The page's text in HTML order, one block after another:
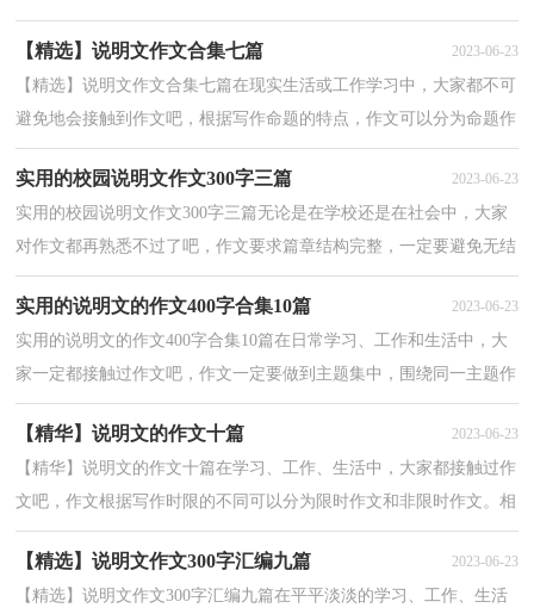
经验和思想用书面形式表达出来的记叙方式。那么...
【精选】说明文作文合集七篇 2023-06-23
【精选】说明文作文合集七篇在现实生活或工作学习中，大家都不可
避免地会接触到作文吧，根据写作命题的特点，作文可以分为命题作
文和非命题作文。你知道作文怎样才能写的好吗？下面...
实用的校园说明文作文300字三篇 2023-06-23
实用的校园说明文作文300字三篇无论是在学校还是在社会中，大家
对作文都再熟悉不过了吧，作文要求篇章结构完整，一定要避免无结
尾作文的出现。那么问题来了，到底应如何写一篇优秀...
实用的说明文的作文400字合集10篇 2023-06-23
实用的说明文的作文400字合集10篇在日常学习、工作和生活中，大
家一定都接触过作文吧，作文一定要做到主题集中，围绕同一主题作
深入阐述，切忌东拉西扯，主题涣散甚至无主题。还是对...
【精华】说明文的作文十篇 2023-06-23
【精华】说明文的作文十篇在学习、工作、生活中，大家都接触过作
文吧，作文根据写作时限的不同可以分为限时作文和非限时作文。相
信很多朋友都对写作文感到非常苦恼吧，下面是小编...
【精选】说明文作文300字汇编九篇 2023-06-23
【精选】说明文作文300字汇编九篇在平平淡淡的学习、工作、生活